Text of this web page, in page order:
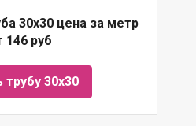
30х30 цена за метр
146 руб
трубу 30х30